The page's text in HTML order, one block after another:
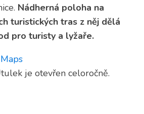
Nádherná poloha na
turistických tras z něj dělá
pro turisty a lyžaře.
je otevřen celoročně.